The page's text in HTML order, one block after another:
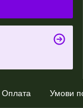
Оплата Умови